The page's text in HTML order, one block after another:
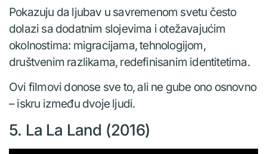
Pokazuju da ljubav u savremenom svetu često
dolazi sa dodatnim slojevima i otežavajućim
okolnostima: migracijama, tehnologijom,
društvenim razlikama, redefinisanim identitetima.
Ovi filmovi donose sve to, ali ne gube ono osnovno
– iskru između dvoje ljudi.
5. La La Land (2016)